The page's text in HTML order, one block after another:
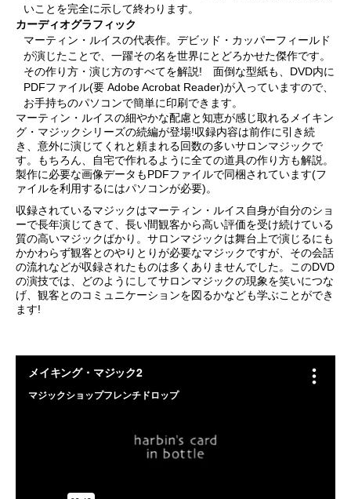
いことを完全に示して終わります。
カーディオグラフィック
マーティン・ルイスの代表作。デビッド・カッパーフィールド
が演じたことで、一躍その名を世界にとどろかせた傑作です。
その作り方・演じ方のすべてを解説! 面倒な型紙も、DVD内に
PDFファイル(要 Adobe Acrobat Reader)が入っていますので、
お手持ちのパソコンで簡単に印刷できます。
マーティン・ルイスの細やかな配慮と知恵が感じ取れるメイキン
グ・マジックシリーズの続編が登場!収録内容は前作に引き続
き、意外に演じてくれと頼まれる回数の多いサロンマジックで
す。もちろん、自宅で作れるように全ての道具の作り方も解説。
製作に必要な画像データもPDFファイルで同梱されています(フ
ァイルを利用するにはパソコンが必要)。
収録されているマジックはマーティン・ルイス自身が自分のショ
ーで長年演じてきて、長い間観客から高い評価を受け続けている
質の高いマジックばかり。サロンマジックは舞台上で演じるにも
かかわらず観客とのやりとりが必要なマジックですが、その会話
の流れなどが収録されたものは多くありませんでした。このDVD
の演技では、どのようにしてサロンマジックの現象を笑いにつな
げ、観客とのコミュニケーションを図るかなども学ぶことができ
ます!